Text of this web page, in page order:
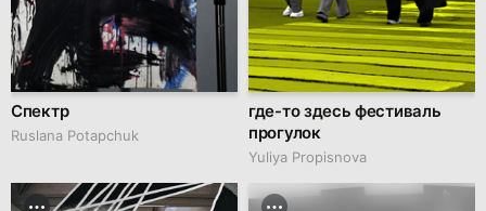
Спектр
Ruslana Potapchuk
где-то здесь фестиваль
прогулок
Yuliya Propisnova